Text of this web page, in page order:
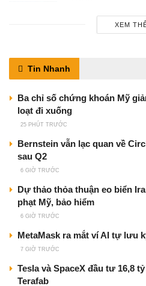
XEM
Tin Nhanh
Ba chỉ số chứng khoán Mỹ
loạt đi xuống
25 PHÚT TRƯỚC
Bernstein vẫn lạc quan về
sau Q2
6 GIỜ TRƯỚC
Dự thảo thỏa thuận eo biển
phạt Mỹ, bảo hiểm
6 GIỜ TRƯỚC
MetaMask ra mắt ví AI tự lưu
7 GIỜ TRƯỚC
Tesla và SpaceX đầu tư 16,8
Terafab